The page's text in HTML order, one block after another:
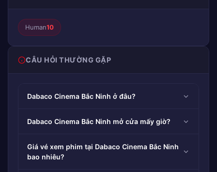
Human10
CÂU HỎI THƯỜNG GẶP
Dabaco Cinema Bắc Ninh ở đâu?
Dabaco Cinema Bắc Ninh mở cửa mấy giờ?
Giá vé xem phim tại Dabaco Cinema Bắc Ninh
bao nhiêu?